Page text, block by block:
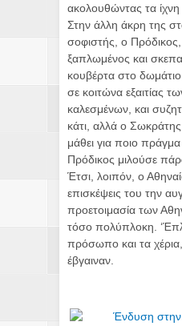
ακολουθώντας τα
Στην άλλη άκρη της
σοφιστής, ο
ξαπλωμένος και
κουβέρτα στο
σε κοιτώνα εξαιτίας
καλεσμένων, και
κάτι, αλλά ο
μάθει για ποιο πράγμα
Πρόδικος μιλούσε
Έτσι, λοιπόν, ο
επισκέψεις του την
προετοιμασία των
τόσο πολύπλοκη.
πρόσωπο και τα χέρια,
έβγαιναν.